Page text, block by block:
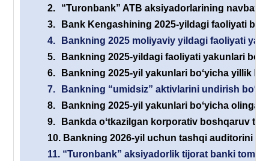
2.
“Turonbank” ATB aksiyadorlarining
3.
Bank Kengashining 2025-yildagi faoliyati
4.
Bankning 2025 moliyaviy yildagi faoliyati
5.
Bankning 2025-yildagi faoliyati yakunlari
6.
Bankning 2025-yil yakunlari boʻyicha yillik
7.
Bankning “umidsiz” aktivlarini undirish
8.
Bankning 2025-yil yakunlari boʻyicha
9.
Bankda oʻtkazilgan korporativ boshqaruv
10. Bankning 2026-yil uchun tashqi auditorini
11. “Turonbank” aksiyadorlik tijorat banki